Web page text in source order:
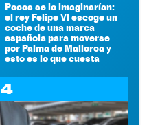
Pocos se lo imaginarían:
el rey Felipe VI escoge un
coche de una marca
española para moverse
por Palma de Mallorca y
esto es lo que cuesta
4